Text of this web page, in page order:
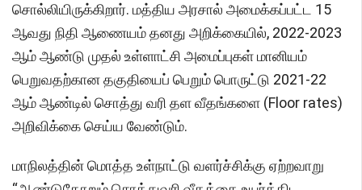
சொல்லியிருக்கிறார். மத்திய அரசால் அமைக்கப்பட்ட 15
ஆவது நிதி ஆணையம் தனது அறிக்கையில், 2022-2023
ஆம் ஆண்டு முதல் உள்ளாட்சி அமைப்புகள் மானியம்
பெறுவதற்கான தகுதியைப் பெறும் பொருட்டு 2021-22
ஆம் ஆண்டில் சொத்து வரி தள வீதங்களை (Floor rates)
அறிவிக்கை செய்ய வேண்டும்.
மாநிலத்தின் மொத்த உள்நாட்டு வளர்ச்சிக்கு ஏற்றவாறு